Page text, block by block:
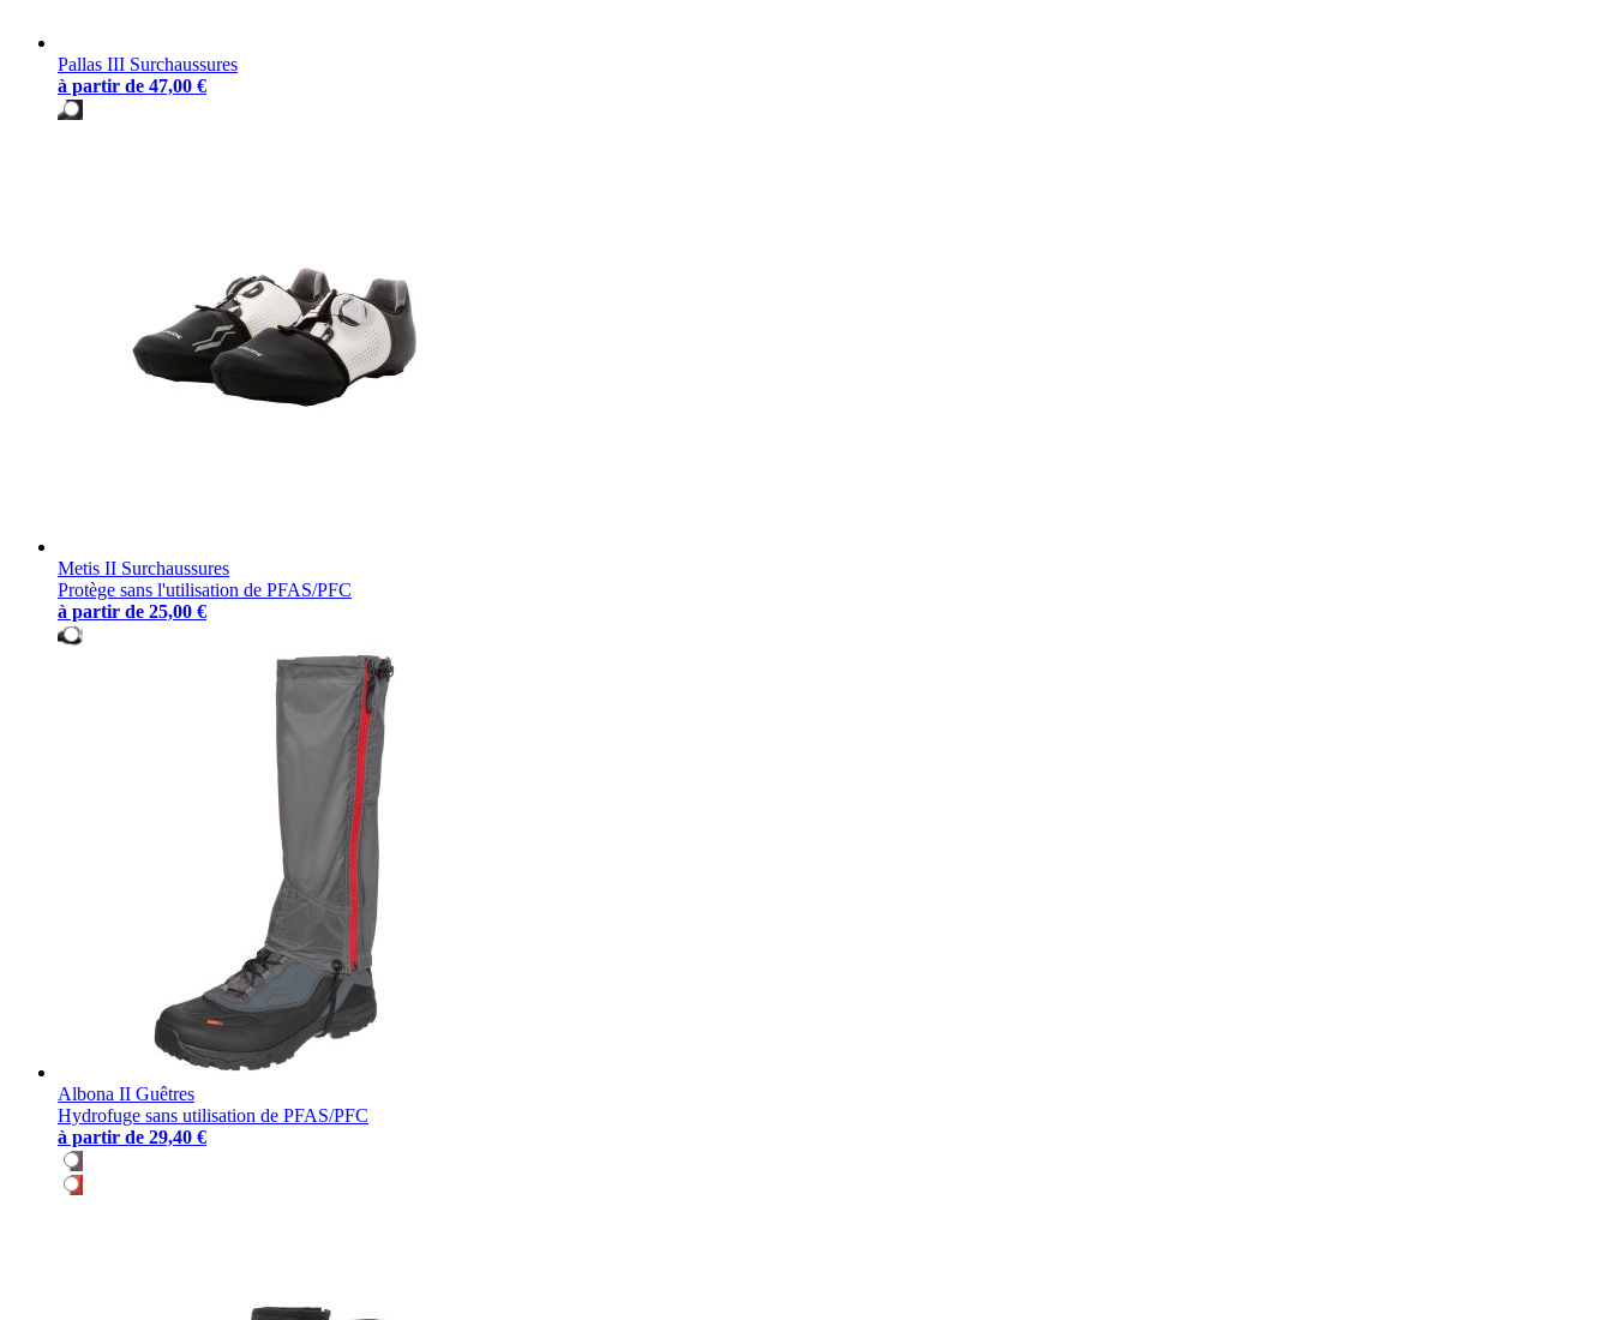
Pallas III Surchaussures
à partir de 47,00 €
Metis II Surchaussures
Protège sans l'utilisation de PFAS/PFC
à partir de 25,00 €
Albona II Guêtres
Hydrofuge sans utilisation de PFAS/PFC
à partir de 29,40 €